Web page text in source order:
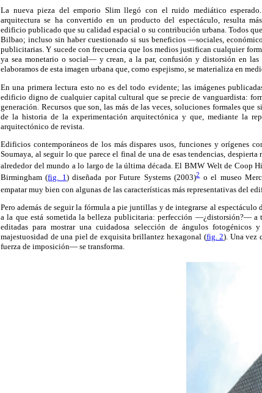
La nueva pieza del emporio Slim llegó con el ruido mediático
arquitectura se ha convertido en un producto del espectáculo, resulta
edificio publicado que su calidad espacial o su contribución urbana. Todos
Bilbao; incluso sin haber cuestionado si sus beneficios —sociales,
publicitarias. Y sucede con frecuencia que los medios justifican cualquier
ya sea monetario o social— y crean, a la par, confusión y distorsión en
elaboramos de esta imagen urbana que, como espejismo, se materializa en
En una primera lectura esto no es del todo evidente; las imágenes
edificio digno de cualquier capital cultural que se precie de vanguardista:
generación. Recursos que son, las más de las veces, soluciones formales
de la historia de la experimentación arquitectónica y que, mediante la
arquitectónico de revista.
Edificios contemporáneos de los más dispares usos, funciones y orígenes
Soumaya, al seguir lo que parece el final de una de esas tendencias,
alrededor del mundo a lo largo de la última década. El BMW Welt de Coop
Birmingham (fig. 1) diseñada por Future Systems (2003)2o el museo
empatar muy bien con algunas de las características más representativas del
Pero además de seguir la fórmula a pie juntillas y de integrarse al
a la que está sometida la belleza publicitaria: perfección —¿distorsión?— a
editadas para mostrar una cuidadosa selección de ángulos
majestuosidad de una piel de exquisita brillantez hexagonal (fig. 2). Una vez
fuerza de imposición— se transforma.